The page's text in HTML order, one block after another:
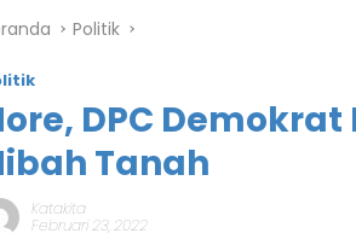
m
Politik
DPC
Tanah
Katakita
Februari 23, 2022